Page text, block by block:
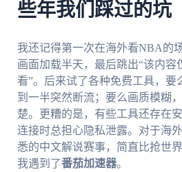
些年我们踩过的坑
我还记得第一次在海外看NBA的
画面加载半天，最后跳出“该内容
看”。后来试了各种免费工具，要
到一半突然断流；要么画质模糊
楚。更糟的是，有些工具还存在
连接时总担心隐私泄露。对于海
悉的中文解说赛事，简直比抢世
我遇到了番茄加速器。